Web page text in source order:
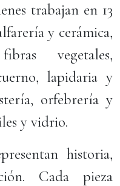
trabajan en 13
y cerámica,
vegetales,
lapidaria y
orfebrería y
y vidrio.
historia,
Cada pieza